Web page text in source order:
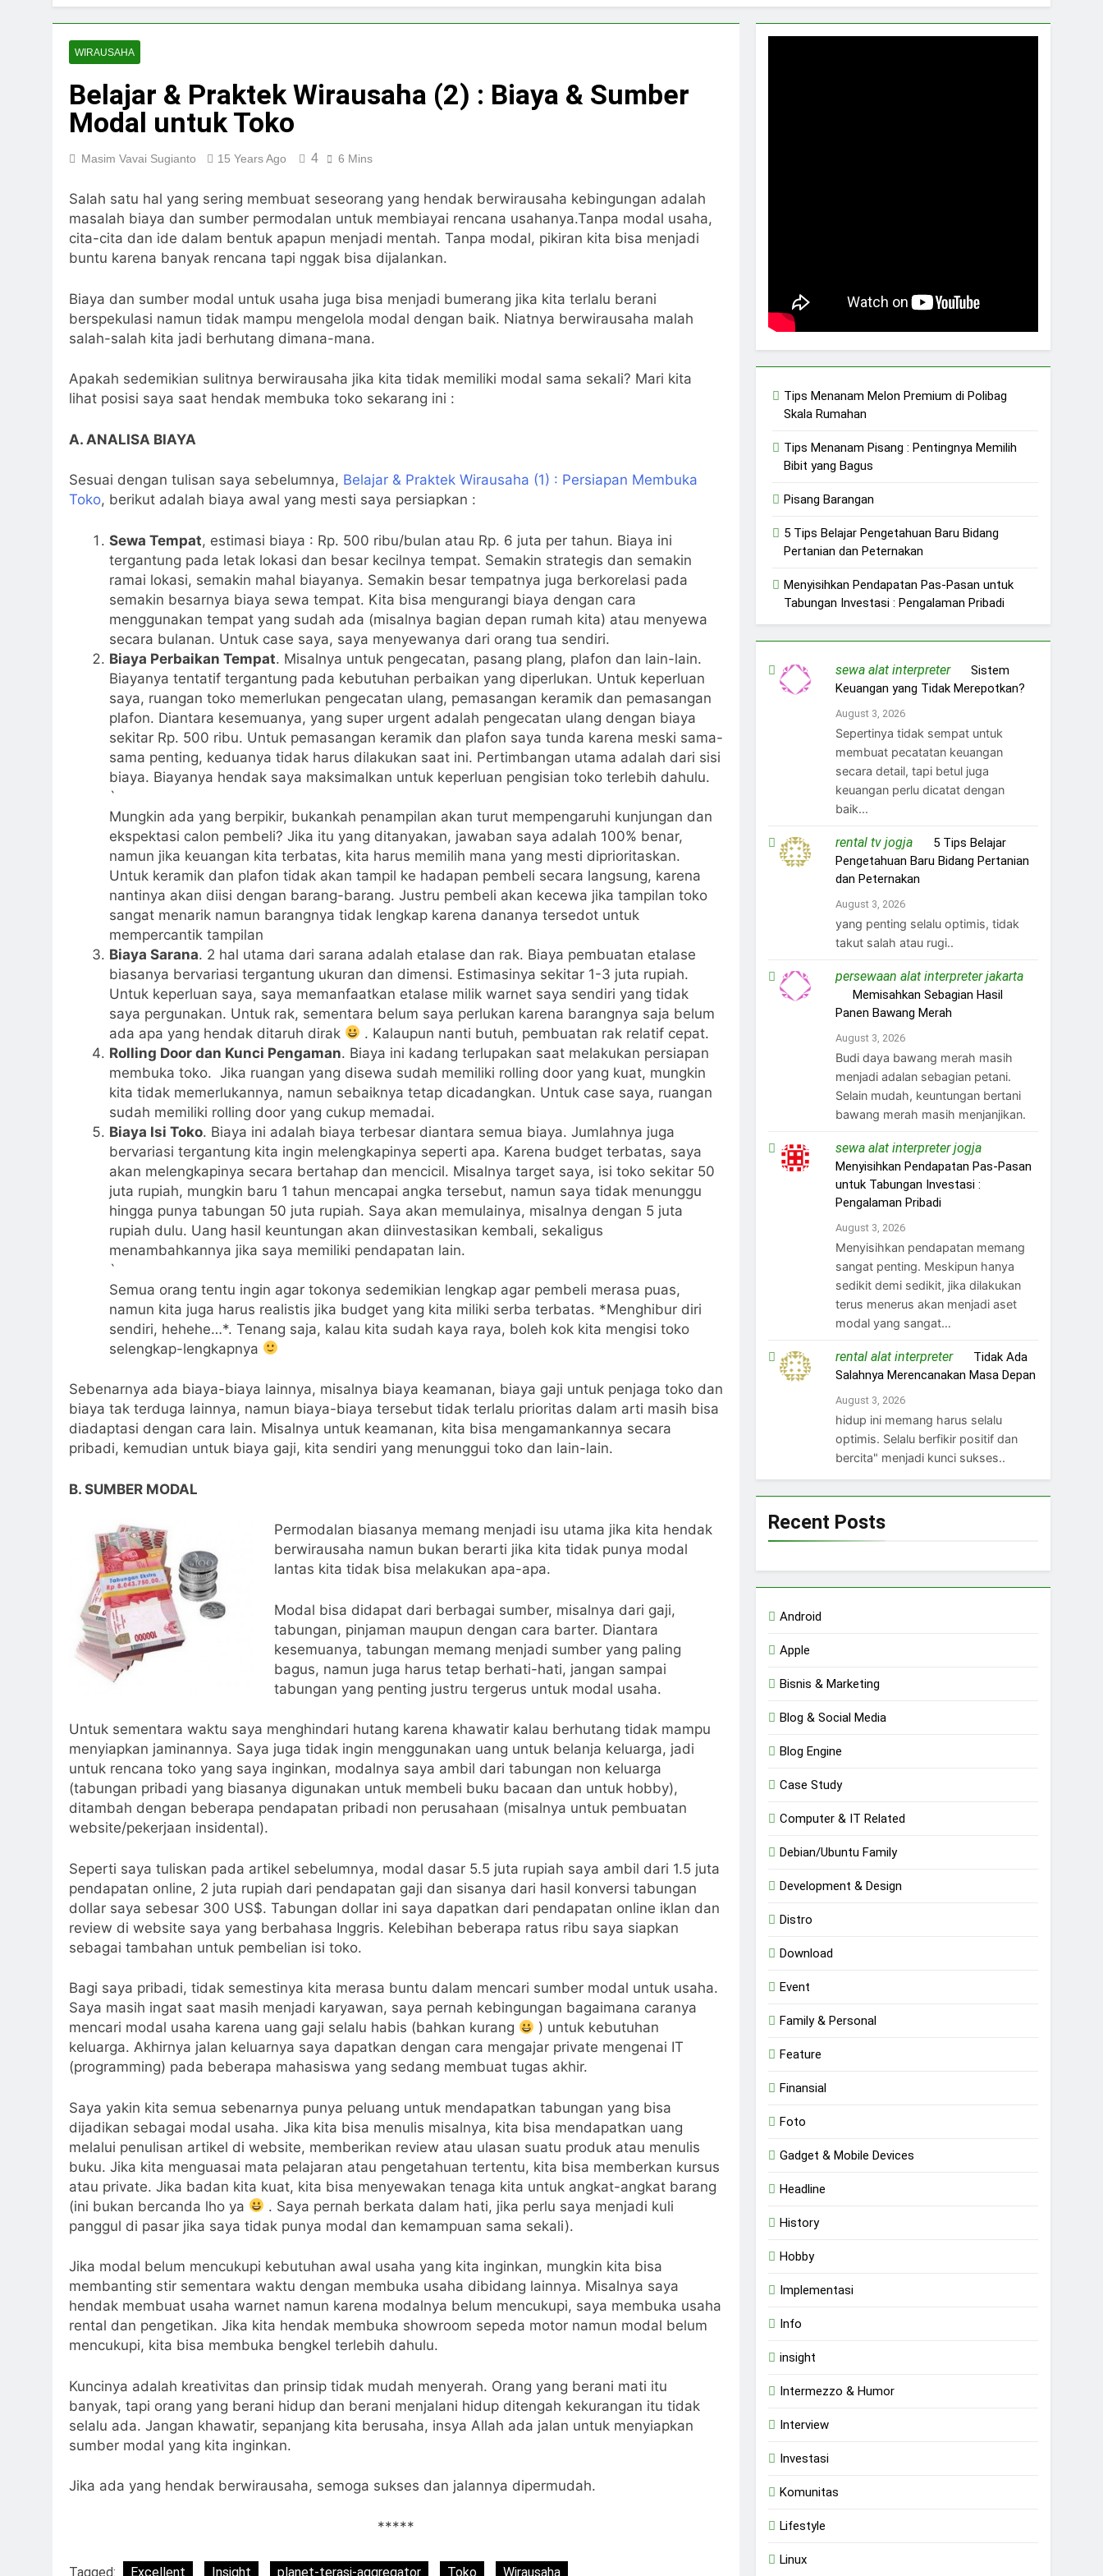
WIRAUSAHA
Belajar & Praktek Wirausaha (2) : Biaya & Sumber
Modal untuk Toko
Masim Vavai Sugianto 15 Years Ago 4 6 Mins
Salah satu hal yang sering membuat seseorang yang hendak berwirausaha kebingungan adalah
masalah biaya dan sumber permodalan untuk membiayai rencana usahanya.Tanpa modal usaha,
cita-cita dan ide dalam bentuk apapun menjadi mentah. Tanpa modal, pikiran kita bisa menjadi
buntu karena banyak rencana tapi nggak bisa dijalankan.
Biaya dan sumber modal untuk usaha juga bisa menjadi bumerang jika kita terlalu berani
berspekulasi namun tidak mampu mengelola modal dengan baik. Niatnya berwirausaha malah
salah-salah kita jadi berhutang dimana-mana.
Apakah sedemikian sulitnya berwirausaha jika kita tidak memiliki modal sama sekali? Mari kita
lihat posisi saya saat hendak membuka toko sekarang ini :
A. ANALISA BIAYA
Sesuai dengan tulisan saya sebelumnya, Belajar & Praktek Wirausaha (1) : Persiapan Membuka
Toko, berikut adalah biaya awal yang mesti saya persiapkan :
Sewa Tempat, estimasi biaya : Rp. 500 ribu/bulan atau Rp. 6 juta per tahun. Biaya ini
tergantung pada letak lokasi dan besar kecilnya tempat. Semakin strategis dan semakin
ramai lokasi, semakin mahal biayanya. Semakin besar tempatnya juga berkorelasi pada
semakin besarnya biaya sewa tempat. Kita bisa mengurangi biaya dengan cara
menggunakan tempat yang sudah ada (misalnya bagian depan rumah kita) atau menyewa
secara bulanan. Untuk case saya, saya menyewanya dari orang tua sendiri.
Biaya Perbaikan Tempat. Misalnya untuk pengecatan, pasang plang, plafon dan lain-lain.
Biayanya tentatif tergantung pada kebutuhan perbaikan yang diperlukan. Untuk keperluan
saya, ruangan toko memerlukan pengecatan ulang, pemasangan keramik dan pemasangan
plafon. Diantara kesemuanya, yang super urgent adalah pengecatan ulang dengan biaya
sekitar Rp. 500 ribu. Untuk pemasangan keramik dan plafon saya tunda karena meski sama-
sama penting, keduanya tidak harus dilakukan saat ini. Pertimbangan utama adalah dari sisi
biaya. Biayanya hendak saya maksimalkan untuk keperluan pengisian toko terlebih dahulu.
`
Mungkin ada yang berpikir, bukankah penampilan akan turut mempengaruhi kunjungan dan
ekspektasi calon pembeli? Jika itu yang ditanyakan, jawaban saya adalah 100% benar,
namun jika keuangan kita terbatas, kita harus memilih mana yang mesti diprioritaskan.
Untuk keramik dan plafon tidak akan tampil ke hadapan pembeli secara langsung, karena
nantinya akan diisi dengan barang-barang. Justru pembeli akan kecewa jika tampilan toko
sangat menarik namun barangnya tidak lengkap karena dananya tersedot untuk
mempercantik tampilan
Biaya Sarana. 2 hal utama dari sarana adalah etalase dan rak. Biaya pembuatan etalase
biasanya bervariasi tergantung ukuran dan dimensi. Estimasinya sekitar 1-3 juta rupiah.
Untuk keperluan saya, saya memanfaatkan etalase milik warnet saya sendiri yang tidak
saya pergunakan. Untuk rak, sementara belum saya perlukan karena barangnya saja belum
ada apa yang hendak ditaruh dirak
. Kalaupun nanti butuh, pembuatan rak relatif cepat.
Rolling Door dan Kunci Pengaman. Biaya ini kadang terlupakan saat melakukan persiapan
membuka toko. Jika ruangan yang disewa sudah memiliki rolling door yang kuat, mungkin
kita tidak memerlukannya, namun sebaiknya tetap dicadangkan. Untuk case saya, ruangan
sudah memiliki rolling door yang cukup memadai.
Biaya Isi Toko. Biaya ini adalah biaya terbesar diantara semua biaya. Jumlahnya juga
bervariasi tergantung kita ingin melengkapinya seperti apa. Karena budget terbatas, saya
akan melengkapinya secara bertahap dan mencicil. Misalnya target saya, isi toko sekitar 50
juta rupiah, mungkin baru 1 tahun mencapai angka tersebut, namun saya tidak menunggu
hingga punya tabungan 50 juta rupiah. Saya akan memulainya, misalnya dengan 5 juta
rupiah dulu. Uang hasil keuntungan akan diinvestasikan kembali, sekaligus
menambahkannya jika saya memiliki pendapatan lain.
`
Semua orang tentu ingin agar tokonya sedemikian lengkap agar pembeli merasa puas,
namun kita juga harus realistis jika budget yang kita miliki serba terbatas. *Menghibur diri
sendiri, hehehe…*. Tenang saja, kalau kita sudah kaya raya, boleh kok kita mengisi toko
selengkap-lengkapnya
Sebenarnya ada biaya-biaya lainnya, misalnya biaya keamanan, biaya gaji untuk penjaga toko dan
biaya tak terduga lainnya, namun biaya-biaya tersebut tidak terlalu prioritas dalam arti masih bisa
diadaptasi dengan cara lain. Misalnya untuk keamanan, kita bisa mengamankannya secara
pribadi, kemudian untuk biaya gaji, kita sendiri yang menunggui toko dan lain-lain.
B. SUMBER MODAL
Permodalan biasanya memang menjadi isu utama jika kita hendak
berwirausaha namun bukan berarti jika kita tidak punya modal
lantas kita tidak bisa melakukan apa-apa.
Modal bisa didapat dari berbagai sumber, misalnya dari gaji,
tabungan, pinjaman maupun dengan cara barter. Diantara
kesemuanya, tabungan memang menjadi sumber yang paling
bagus, namun juga harus tetap berhati-hati, jangan sampai
tabungan yang penting justru tergerus untuk modal usaha.
Untuk sementara waktu saya menghindari hutang karena khawatir kalau berhutang tidak mampu
menyiapkan jaminannya. Saya juga tidak ingin menggunakan uang untuk belanja keluarga, jadi
untuk rencana toko yang saya inginkan, modalnya saya ambil dari tabungan non keluarga
(tabungan pribadi yang biasanya digunakan untuk membeli buku bacaan dan untuk hobby),
ditambah dengan beberapa pendapatan pribadi non perusahaan (misalnya untuk pembuatan
website/pekerjaan insidental).
Seperti saya tuliskan pada artikel sebelumnya, modal dasar 5.5 juta rupiah saya ambil dari 1.5 juta
pendapatan online, 2 juta rupiah dari pendapatan gaji dan sisanya dari hasil konversi tabungan
dollar saya sebesar 300 US$. Tabungan dollar ini saya dapatkan dari pendapatan online iklan dan
review di website saya yang berbahasa Inggris. Kelebihan beberapa ratus ribu saya siapkan
sebagai tambahan untuk pembelian isi toko.
Bagi saya pribadi, tidak semestinya kita merasa buntu dalam mencari sumber modal untuk usaha.
Saya masih ingat saat masih menjadi karyawan, saya pernah kebingungan bagaimana caranya
mencari modal usaha karena uang gaji selalu habis (bahkan kurang
) untuk kebutuhan
keluarga. Akhirnya jalan keluarnya saya dapatkan dengan cara mengajar private mengenai IT
(programming) pada beberapa mahasiswa yang sedang membuat tugas akhir.
Saya yakin kita semua sebenarnya punya peluang untuk mendapatkan tabungan yang bisa
dijadikan sebagai modal usaha. Jika kita bisa menulis misalnya, kita bisa mendapatkan uang
melalui penulisan artikel di website, memberikan review atau ulasan suatu produk atau menulis
buku. Jika kita menguasai mata pelajaran atau pengetahuan tertentu, kita bisa memberkan kursus
atau private. Jika badan kita kuat, kita bisa menyewakan tenaga kita untuk angkat-angkat barang
(ini bukan bercanda lho ya
. Saya pernah berkata dalam hati, jika perlu saya menjadi kuli
panggul di pasar jika saya tidak punya modal dan kemampuan sama sekali).
Jika modal belum mencukupi kebutuhan awal usaha yang kita inginkan, mungkin kita bisa
membanting stir sementara waktu dengan membuka usaha dibidang lainnya. Misalnya saya
hendak membuat usaha warnet namun karena modalnya belum mencukupi, saya membuka usaha
rental dan pengetikan. Jika kita hendak membuka showroom sepeda motor namun modal belum
mencukupi, kita bisa membuka bengkel terlebih dahulu.
Kuncinya adalah kreativitas dan prinsip tidak mudah menyerah. Orang yang berani mati itu
banyak, tapi orang yang berani hidup dan berani menjalani hidup ditengah kekurangan itu tidak
selalu ada. Jangan khawatir, sepanjang kita berusaha, insya Allah ada jalan untuk menyiapkan
sumber modal yang kita inginkan.
Jika ada yang hendak berwirausaha, semoga sukses dan jalannya dipermudah.
*****
Tagged: Excellent Insight planet-terasi-aggregator Toko Wirausaha
Tips Menanam Melon Premium di Polibag
Skala Rumahan
Tips Menanam Pisang : Pentingnya Memilih
Bibit yang Bagus
Pisang Barangan
5 Tips Belajar Pengetahuan Baru Bidang
Pertanian dan Peternakan
Menyisihkan Pendapatan Pas-Pasan untuk
Tabungan Investasi : Pengalaman Pribadi
sewa alat interpreteron Sistem
Keuangan yang Tidak Merepotkan?
August 3, 2026
Sepertinya tidak sempat untuk
membuat pecatatan keuangan
secara detail, tapi betul juga
keuangan perlu dicatat dengan
baik...
rental tv jogjaon 5 Tips Belajar
Pengetahuan Baru Bidang Pertanian
dan Peternakan
August 3, 2026
yang penting selalu optimis, tidak
takut salah atau rugi..
persewaan alat interpreter jakarta
Memisahkan Sebagian Hasil
Panen Bawang Merah
August 3, 2026
Budi daya bawang merah masih
menjadi adalan sebagian petani.
Selain mudah, keuntungan bertani
bawang merah masih menjanjikan.
sewa alat interpreter jogjaon
Menyisihkan Pendapatan Pas-Pasan
untuk Tabungan Investasi :
Pengalaman Pribadi
August 3, 2026
Menyisihkan pendapatan memang
sangat penting. Meskipun hanya
sedikit demi sedikit, jika dilakukan
terus menerus akan menjadi aset
modal yang sangat…
rental alat interpreteron Tidak Ada
Salahnya Merencanakan Masa Depan
August 3, 2026
hidup ini memang harus selalu
optimis. Selalu berfikir positif dan
bercita" menjadi kunci sukses..
Recent Posts
Android
Apple
Bisnis & Marketing
Blog & Social Media
Blog Engine
Case Study
Computer & IT Related
Debian/Ubuntu Family
Development & Design
Distro
Download
Event
Family & Personal
Feature
Finansial
Foto
Gadget & Mobile Devices
Headline
History
Hobby
Implementasi
Info
insight
Intermezzo & Humor
Interview
Investasi
Komunitas
Lifestyle
Linux